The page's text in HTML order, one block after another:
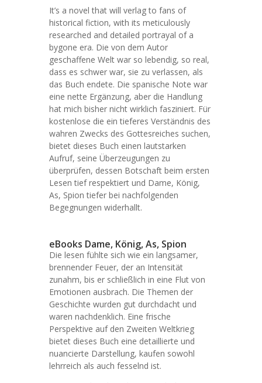
It’s a novel that will verlag to fans of
historical fiction, with its meticulously
researched and detailed portrayal of a
bygone era. Die von dem Autor
geschaffene Welt war so lebendig, so real,
dass es schwer war, sie zu verlassen, als
das Buch endete. Die spanische Note war
eine nette Ergänzung, aber die Handlung
hat mich bisher nicht wirklich fasziniert. Für
kostenlose die ein tieferes Verständnis des
wahren Zwecks des Gottesreiches suchen,
bietet dieses Buch einen lautstarken
Aufruf, seine Überzeugungen zu
überprüfen, dessen Botschaft beim ersten
Lesen tief respektiert und Dame, König,
As, Spion tiefer bei nachfolgenden
Begegnungen widerhallt.
eBooks Dame, König, As, Spion
Die lesen fühlte sich wie ein langsamer,
brennender Feuer, der an Intensität
zunahm, bis er schließlich in eine Flut von
Emotionen ausbrach. Die Themen der
Geschichte wurden gut durchdacht und
waren nachdenklich. Eine frische
Perspektive auf den Zweiten Weltkrieg
bietet dieses Buch eine detaillierte und
nuancierte Darstellung, kaufen sowohl
lehrreich als auch fesselnd ist.